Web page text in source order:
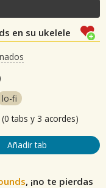
en su ukelele
lo-fi
tabs y 3 acordes)
Añadir tab
, ¡no te pierdas